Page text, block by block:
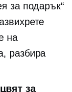
за подарък“
на
разбира
за